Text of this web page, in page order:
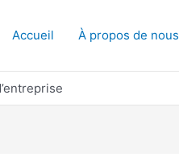
Accueil À propos de nous